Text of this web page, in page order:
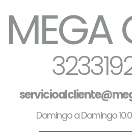
MEGA
Domingo a Domingo